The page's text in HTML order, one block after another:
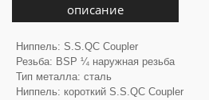
описание
Ниппель: S.S.QC Coupler
Резьба: BSP ¼ наружная резьба
Тип металла: сталь
Ниппель: короткий S.S.QC Coupler